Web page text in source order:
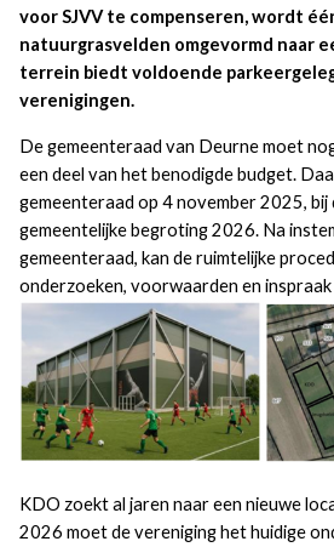
voor SJVV te compenseren, wordt
natuurgrasvelden omgevormd naar
terrein biedt voldoende
verenigingen.
De gemeenteraad van Deurne moet
een deel van het benodigde budget.
gemeenteraad op 4 november 2025, bij
gemeentelijke begroting 2026. Na
gemeenteraad, kan de ruimtelijke
onderzoeken, voorwaarden en
KDO zoekt al jaren naar een nieuwe
2026 moet de vereniging het huidige